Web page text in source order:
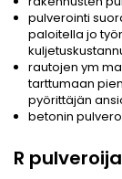
pulverointi
paloitella jo
rautojen ym
tarttumaan
pyörittäjän
betonin
R